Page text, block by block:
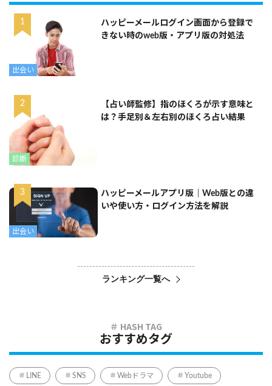
出会い
ハッピーメールログイン画面から登録で
きない時のweb版・アプリ版の対処法
診断
【占い師監修】指のほくろが示す意味と
は？手足別＆左右別のほくろ占い結果
出会い
ハッピーメールアプリ版｜Web版との違
いや使い方・ログイン方法を解説
ランキング一覧へ
おすすめタグ
LINE SNS Webドラマ Youtube